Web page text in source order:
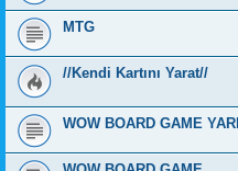
MTG
//Kendi Kartını Yarat//
WOW BOARD GAME